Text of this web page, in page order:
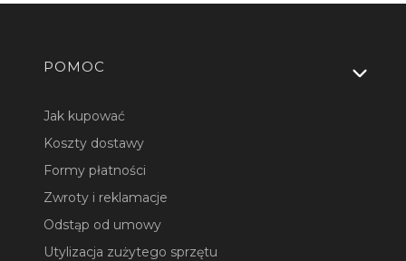
Linki w stopce
POMOC
Jak kupować
Koszty dostawy
Formy płatności
Zwroty i reklamacje
Odstąp od umowy
Utylizacja zużytego sprzętu